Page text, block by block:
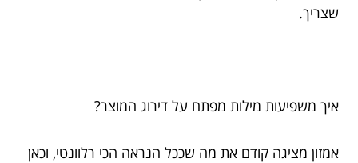
שצריך.
איך משפיעות מילות מפתח על דירוג המוצר?
אמזון מציגה קודם את מה שככל הנראה הכי רלוונטי, וכאן